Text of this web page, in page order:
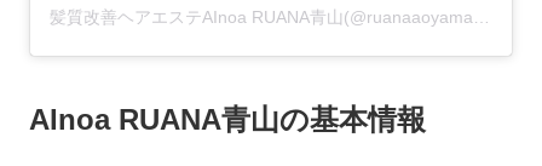
髪質改善ヘアエステAInoa RUANA青山(@ruanaaoyama)がシェアした投稿
AInoa RUANA青山の基本情報